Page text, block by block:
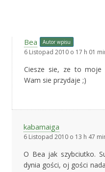
Bea Autor wpisu
6 Listopad 2010 o 17 h 01
Ciesze sie, ze to moje
Wam sie przydaje ;)
kabamaiga
6 Listopad 2010 o 13 h 47
O Bea jak szybciutko.
dynia gości, oj gości